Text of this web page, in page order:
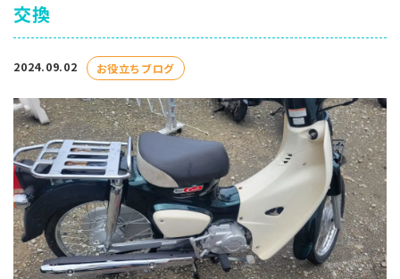
交換
2024.09.02 お役立ちブログ